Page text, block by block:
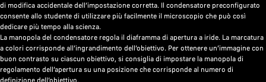
di modifica accidentale dell’impostazione corretta. Il condensatore preconfigurato
consente allo studente di utilizzare più facilmente il microscopio che può così
dedicare più tempo alla scienza.
La manopola del condensatore regola il diaframma di apertura a iride. La marcatura
a colori corrisponde all’ingrandimento dell’obiettivo. Per ottenere un’immagine con
buon contrasto su ciascun obiettivo, si consiglia di impostare la manopola di
regolamento dell’apertura su una posizione che corrisponde al numero di
definizione dell’obiettivo.